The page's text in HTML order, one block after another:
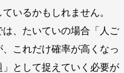
いるかもしれません。
は、たいていの場合「人ご
これだけ確率が高くなっ
として捉えていく必要が